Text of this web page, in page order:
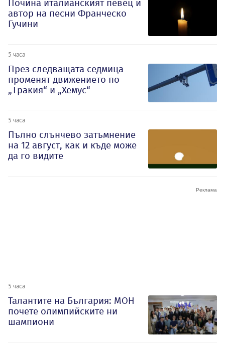
Почина италианският певец и
автор на песни Франческо
Гучини
5 часа
През следващата седмица
променят движението по
„Тракия“ и „Хемус“
5 часа
Пълно слънчево затъмнение
на 12 август, как и къде може
да го видите
5 часа
Талантите на България: МОН
почете олимпийските ни
шампиони